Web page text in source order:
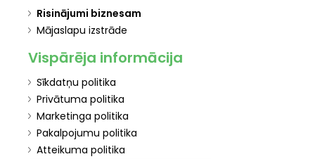
Risinājumi biznesam
Mājaslapu izstrāde
Vispārēja informācija
Sīkdatņu politika
Privātuma politika
Marketinga politika
Pakalpojumu politika
Atteikuma politika